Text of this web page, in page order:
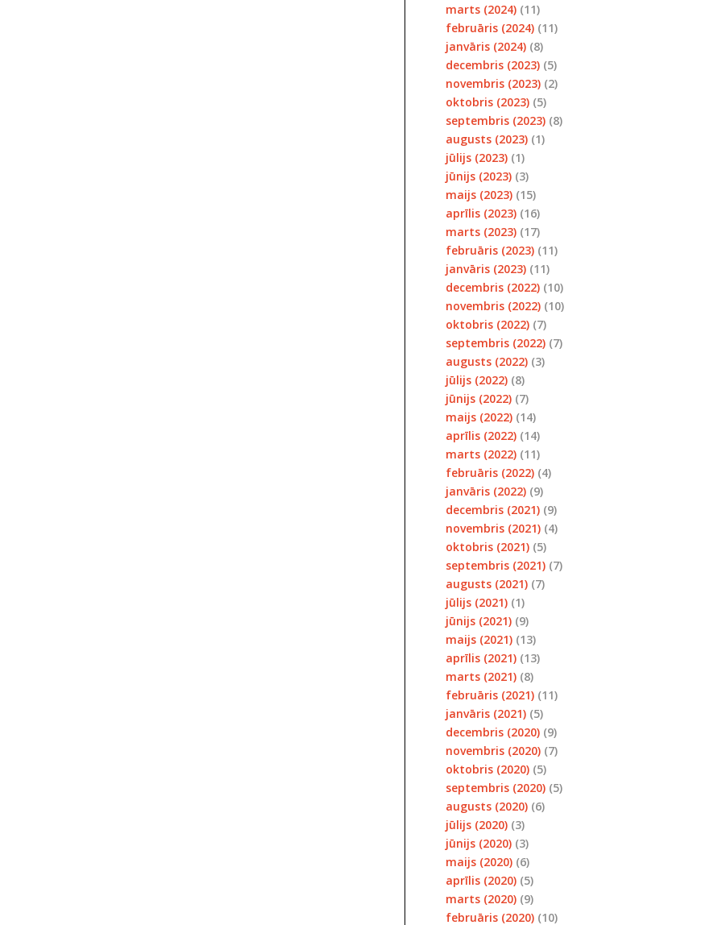
marts (2024) (11)
februāris (2024) (11)
janvāris (2024) (8)
decembris (2023) (5)
novembris (2023) (2)
oktobris (2023) (5)
septembris (2023) (8)
augusts (2023) (1)
jūlijs (2023) (1)
jūnijs (2023) (3)
maijs (2023) (15)
aprīlis (2023) (16)
marts (2023) (17)
februāris (2023) (11)
janvāris (2023) (11)
decembris (2022) (10)
novembris (2022) (10)
oktobris (2022) (7)
septembris (2022) (7)
augusts (2022) (3)
jūlijs (2022) (8)
jūnijs (2022) (7)
maijs (2022) (14)
aprīlis (2022) (14)
marts (2022) (11)
februāris (2022) (4)
janvāris (2022) (9)
decembris (2021) (9)
novembris (2021) (4)
oktobris (2021) (5)
septembris (2021) (7)
augusts (2021) (7)
jūlijs (2021) (1)
jūnijs (2021) (9)
maijs (2021) (13)
aprīlis (2021) (13)
marts (2021) (8)
februāris (2021) (11)
janvāris (2021) (5)
decembris (2020) (9)
novembris (2020) (7)
oktobris (2020) (5)
septembris (2020) (5)
augusts (2020) (6)
jūlijs (2020) (3)
jūnijs (2020) (3)
maijs (2020) (6)
aprīlis (2020) (5)
marts (2020) (9)
februāris (2020) (10)